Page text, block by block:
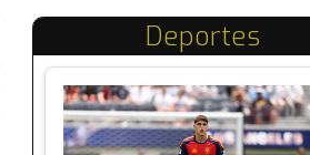
Deportes